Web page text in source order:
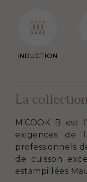
INDUCTION
La
M’COOK B
exigences de
professionnels
de cuisson
estampillées